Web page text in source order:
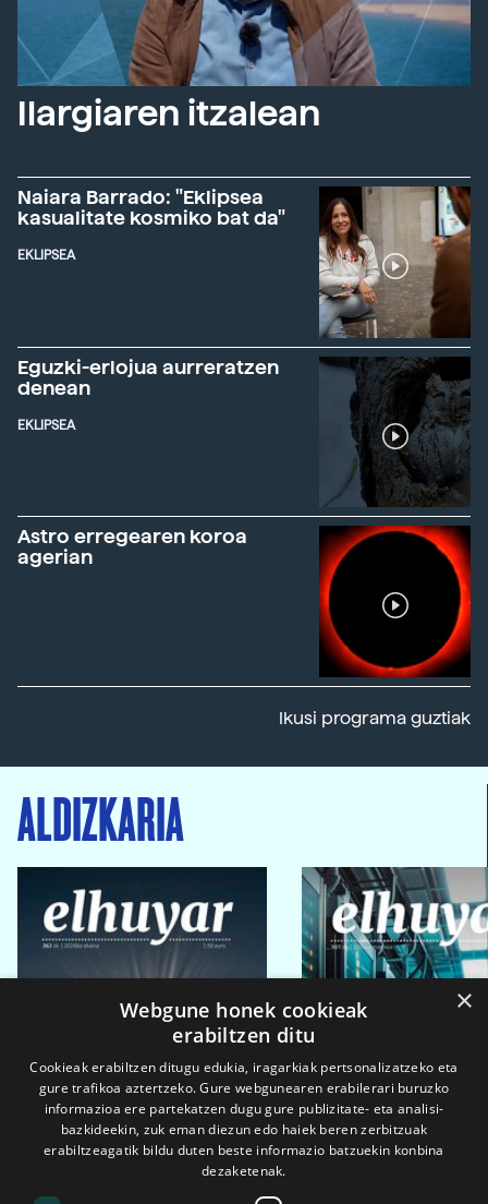
Ilargiaren itzalean
Naiara Barrado: "Eklipsea
kasualitate kosmiko bat da"
EKLIPSEA
Eguzki-erlojua aurreratzen
denean
EKLIPSEA
Astro erregearen koroa
agerian
Ikusi programa guztiak
ALDIZKARIA
×
Webgune honek cookieak
erabiltzen ditu
Cookieak erabiltzen ditugu edukia, iragarkiak pertsonalizatzeko eta
gure trafikoa aztertzeko. Gure webgunearen erabilerari buruzko
informazioa ere partekatzen dugu gure publizitate- eta analisi-
bazkideekin, zuk eman diezun edo haiek beren zerbitzuak
erabiltzeagatik bildu duten beste informazio batzuekin konbina
dezaketenak.